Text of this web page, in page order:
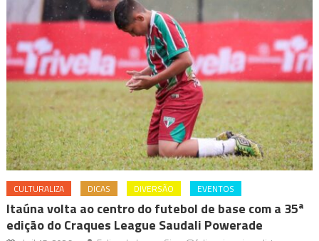
CULTURALIZA DICAS DIVERSÃO EVENTOS
Itaúna volta ao centro do futebol de base com a 35ª
edição do Craques League Saudali Powerade